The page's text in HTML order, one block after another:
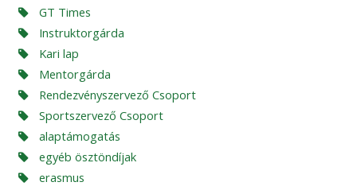
GT Times
Instruktorgárda
Kari lap
Mentorgárda
Rendezvényszervező Csoport
Sportszervező Csoport
alaptámogatás
egyéb ösztöndíjak
erasmus